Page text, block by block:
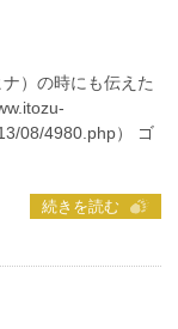
）の時にも伝えた
08/4980.php） ゴ
続きを読む